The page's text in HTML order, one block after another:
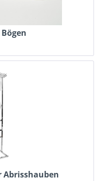
Abrisshauben